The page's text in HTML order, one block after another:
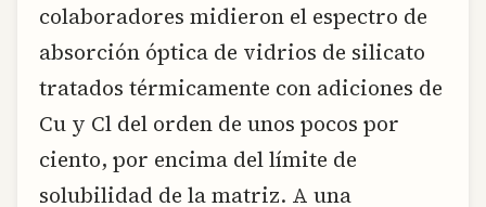
colaboradores midieron el espectro de
absorción óptica de vidrios de silicato
tratados térmicamente con adiciones de
Cu y Cl del orden de unos pocos por
ciento, por encima del límite de
solubilidad de la matriz. A una